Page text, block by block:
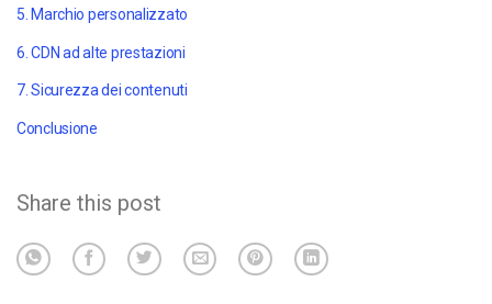
5. Marchio personalizzato
6. CDN ad alte prestazioni
7. Sicurezza dei contenuti
Conclusione
Share this post